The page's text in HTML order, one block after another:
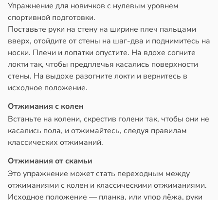
Упражнение для новичков с нулевым уровнем
спортивной подготовки.
Поставьте руки на стену на ширине плеч пальцами
вверх, отойдите от стены на шаг-два и поднимитесь на
носки. Плечи и лопатки опустите. На вдохе согните
локти так, чтобы предплечья касались поверхности
стены. На выдохе разогните локти и вернитесь в
исходное положение.
Отжимания с колен
Встаньте на колени, скрестив голени так, чтобы они не
касались пола, и отжимайтесь, следуя правилам
классических отжиманий.
Отжимания от скамьи
Это упражнение может стать переходным между
отжиманиями с колен и классическими отжиманиями.
Исходное положение — планка, или упор лёжа, руки